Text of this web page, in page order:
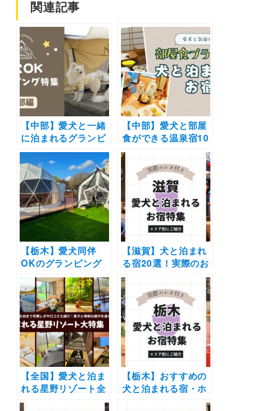
関連記事
【中部】愛犬と一緒
に泊まれるグランピ
ング18選！富士山や
雲海の絶景や極上の
バーベキューで愛犬
と特別な体験を♪
【中部】愛犬と部屋
食ができる温泉宿10
選！伊豆や熱海はも
ちろん鳥羽や伊勢エ
リアの宿も厳選（実
際のおでかけレポ付
き）
【栃木】愛犬同伴
OKのグランピング
テントにプライベー
トドッグランも登
場！「glampark 益
子舘」が4月1日より
リニューアルオープ
ン！
【滋賀】犬と泊まれ
る宿20選！実際のお
でかけレポート口コ
ミ付き | 人気の温泉
宿からホテル・コテ
ージを紹介します
【全国】愛犬と泊ま
れる星野リゾート全
42施設大特集！実際
【栃木】おすすめの
犬と泊まれる宿・ホ